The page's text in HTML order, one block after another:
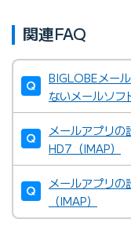
関連FAQ
BIGLOBEメー
ないメールソフ
メールアプリ
HD7（IMAP）
メールアプリ
（IMAP）